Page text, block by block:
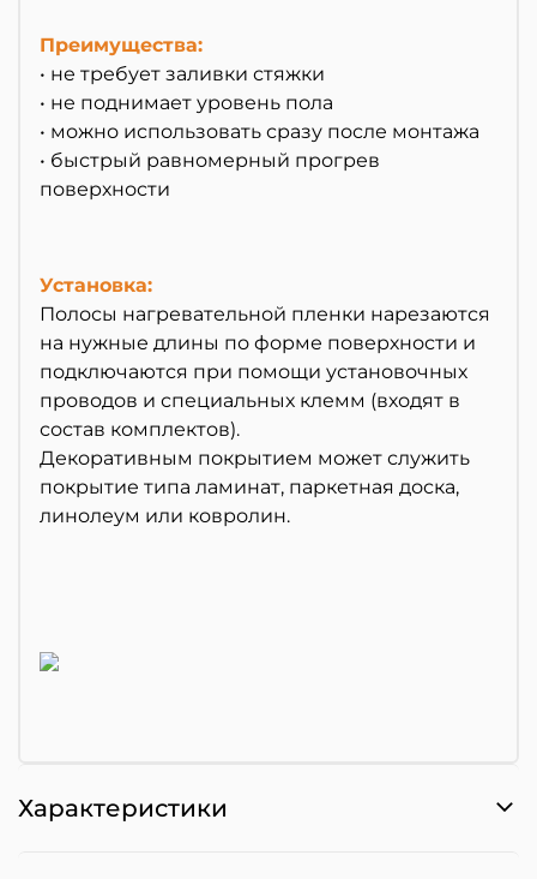
Преимущества:
• не требует заливки стяжки
• не поднимает уровень пола
• можно использовать сразу после монтажа
• быстрый равномерный прогрев
поверхности
Установка:
Полосы нагревательной пленки нарезаются
на нужные длины по форме поверхности и
подключаются при помощи установочных
проводов и специальных клемм (входят в
состав комплектов).
Декоративным покрытием может служить
покрытие типа ламинат, паркетная доска,
линолеум или ковролин.
Характеристики